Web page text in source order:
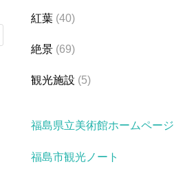
紅葉 (40)
絶景 (69)
観光施設 (5)
福島県立美術館ホームページ
福島市観光ノート